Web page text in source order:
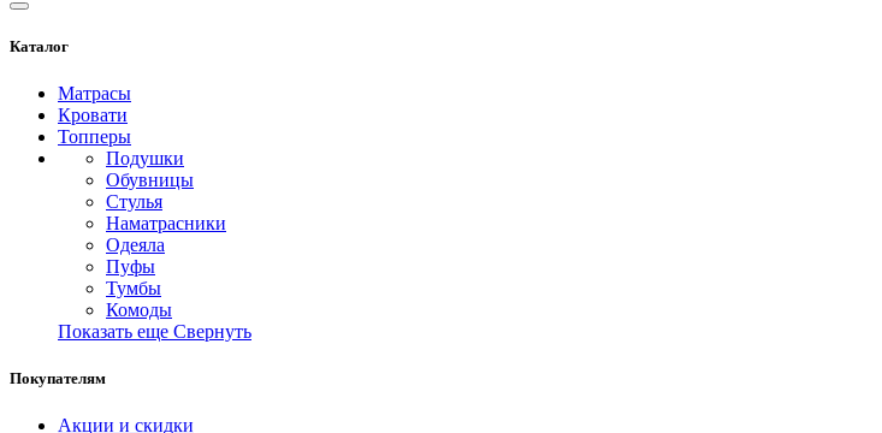
Каталог
Матрасы
Кровати
Топперы
Подушки
Обувницы
Стулья
Наматрасники
Одеяла
Пуфы
Тумбы
Комоды
Показать еще Свернуть
Покупателям
Акции и скидки